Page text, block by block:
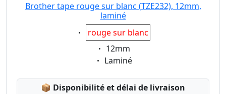
Brother tape rouge sur blanc (TZE232), 12mm,
laminé
Eigenschaft:
rouge sur blanc
Eigenschaft:
12mm
Eigenschaft:
Laminé
📦 Lagerstatus:
Disponibilité et délai de livraison